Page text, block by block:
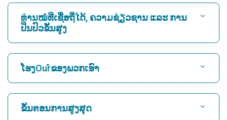
ທ່ານໝໍທີ່ເຊື່ອຖືໄດ້, ຄວາມຊ່ຽວຊານ ແລະ ການ
ປິ່ນປົວຂັ້ນສູງ
ຊອກຫາໂຮງ ໝໍ
ຊອກຫາແພດຫົວໃຈ
ໂຮງOurໍຂອງພວກເຮົາ
ຂັ້ນຕອນການສູງສຸດ